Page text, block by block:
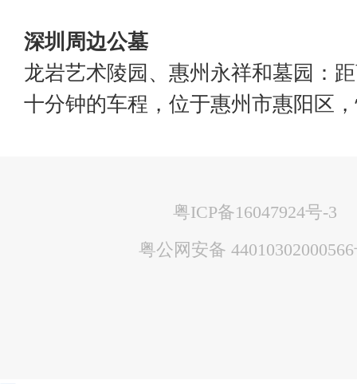
深圳周边公墓
龙岩艺术陵园、惠州永祥和墓园：
十分钟的车程，位于惠州市惠阳区
粤ICP备16047924号-3
粤公网安备